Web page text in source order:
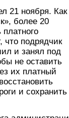
21 ноября. Как
более 20
что подрядчик
и занял под
не оставить
их платный
и сохранить